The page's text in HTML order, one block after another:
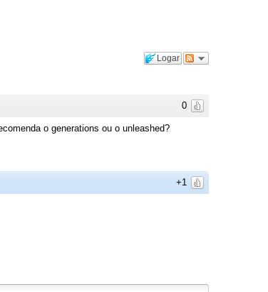
Logar
0
o generations ou o unleashed?
+1